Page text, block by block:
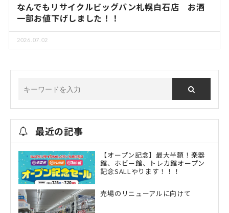
なんでもリサイクルビッグバン札幌白石店 お酒
一部お値下げしました！！
2026.07.02
最近の記事
【オープン記念】最大半額！楽器
館、ホビー館、トレカ館オープン
記念SALLやります！！！
売場のリニューアルに向けて